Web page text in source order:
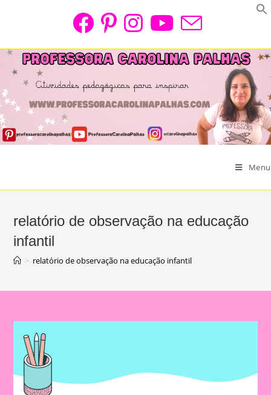
Menu
relatório de observação na educação
infantil
> relatório de observação na educação infantil